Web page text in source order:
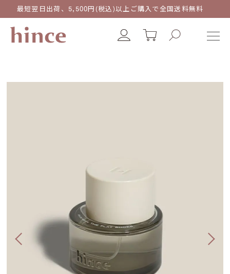
最短翌日出荷、5,500円(税込)以上ご購入で全国送料無料